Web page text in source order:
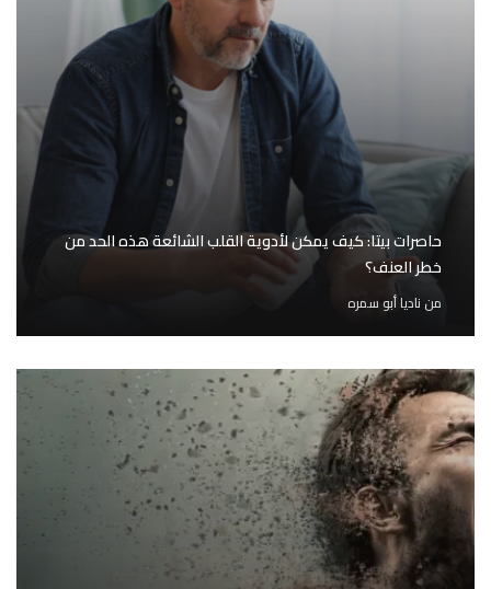
حاصرات بيتا: كيف يمكن لأدوية القلب الشائعة هذه الحد من
خطر العنف؟
من ناديا أبو سمره